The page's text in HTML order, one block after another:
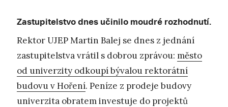
Zastupitelstvo dnes učinilo moudré rozhodnutí.
Rektor UJEP Martin Balej se dnes z jednání
zastupitelstva vrátil s dobrou zprávou: město
od univerzity odkoupí bývalou rektorátní
budovu v Hoření. Peníze z prodeje budovy
univerzita obratem investuje do projektů